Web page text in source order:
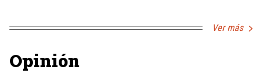
Ver más
Opinión